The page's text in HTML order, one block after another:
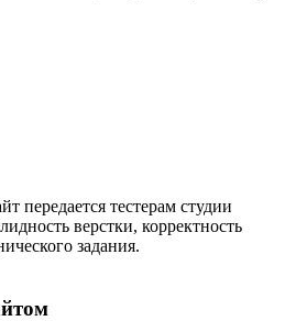
передается тестерам студии
верстки, корректность
задания.